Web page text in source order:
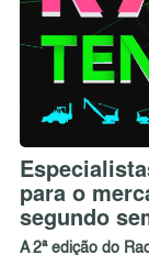
para o
segundo
A 2ª edição do